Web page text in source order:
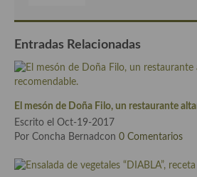
Cocina del Pacifico
Cocina de Hawái
Cocina de Madagascar
Entradas Relacionadas
El mesón de Doña Filo, un restaurante
Escrito el Oct-19-2017
Por Concha Bernadcon 0 Comentarios